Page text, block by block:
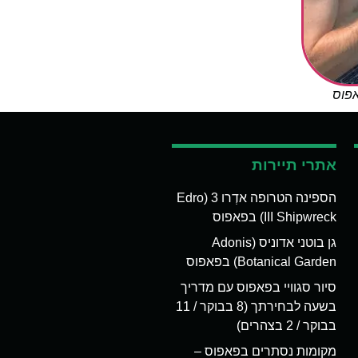
אתרי תיירות
הספינה הטרופה אדְרו 3 (Edro
III Shipwreck) בפאפוס
גן בוטני אדוניס (Adonis
Botanical Garden) בפאפוס
סיור סגוויי בפאפוס עם מדריך
בשעה לבחירתך (8 בבוקר / 11
בבוקר / 2 בצהרים)
מקומות נסתרים בפאפוס –